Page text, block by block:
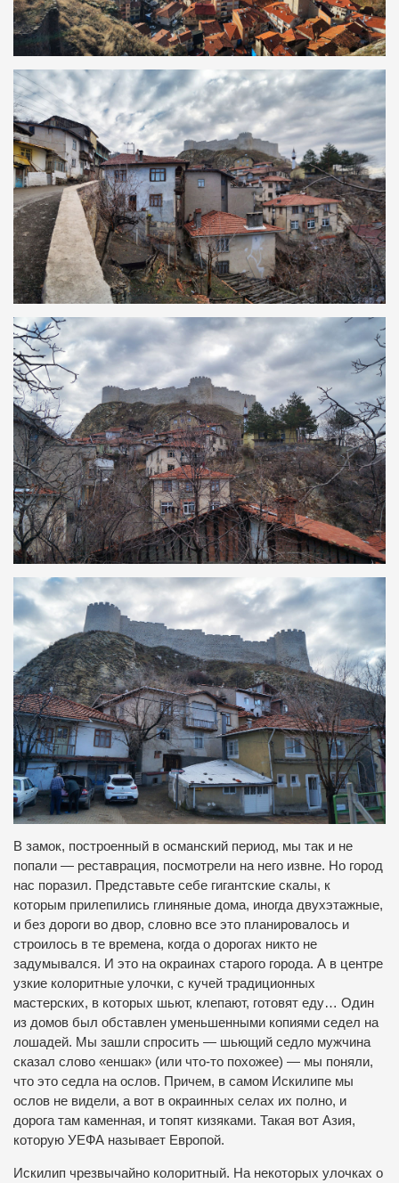
В замок, построенный в османский период, мы так и не
попали — реставрация, посмотрели на него извне. Но город
нас поразил. Представьте себе гигантские скалы, к
которым прилепились глиняные дома, иногда двухэтажные,
и без дороги во двор, словно все это планировалось и
строилось в те времена, когда о дорогах никто не
задумывался. И это на окраинах старого города. А в центре
узкие колоритные улочки, с кучей традиционных
мастерских, в которых шьют, клепают, готовят еду… Один
из домов был обставлен уменьшенными копиями седел на
лошадей. Мы зашли спросить — шьющий седло мужчина
сказал слово «еншак» (или что-то похожее) — мы поняли,
что это седла на ослов. Причем, в самом Искилипе мы
ослов не видели, а вот в окраинных селах их полно, и
дорога там каменная, и топят кизяками. Такая вот Азия,
которую УЕФА называет Европой.
Искилип чрезвычайно колоритный. На некоторых улочках о